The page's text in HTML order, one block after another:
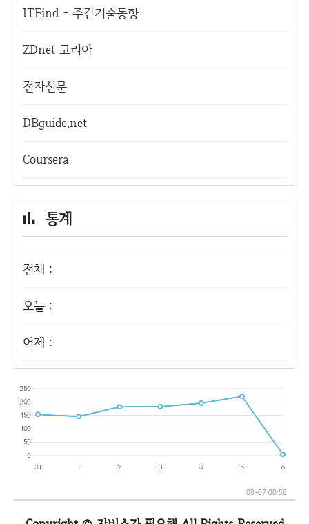
ITFind - 주간기술동향
ZDnet 코리아
전자신문
DBguide.net
Coursera
통계
전체 :
오늘 :
어제 :
08-07 00:58